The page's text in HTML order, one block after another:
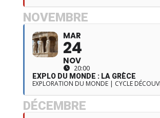
NOVEMBRE
MAR
24
NOV
20:00
EXPLO DU MONDE : LA GRÈCE
EXPLORATION DU MONDE | CYCLE
DÉCEMBRE